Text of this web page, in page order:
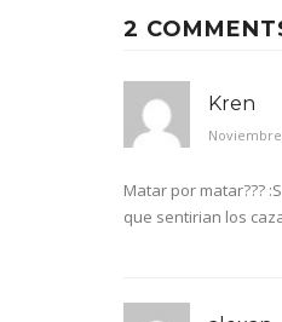
2
Kren
Noviembre
Matar por matar??? :S
que sentirian los